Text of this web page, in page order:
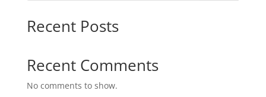
Recent Posts
Recent Comments
No comments to show.